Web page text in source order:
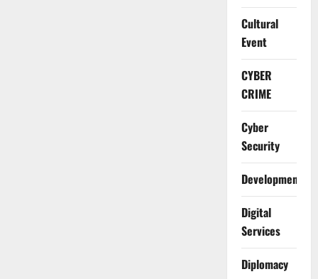
Cultural
Event
CYBER
CRIME
Cyber
Security
Development
Digital
Services
Diplomacy